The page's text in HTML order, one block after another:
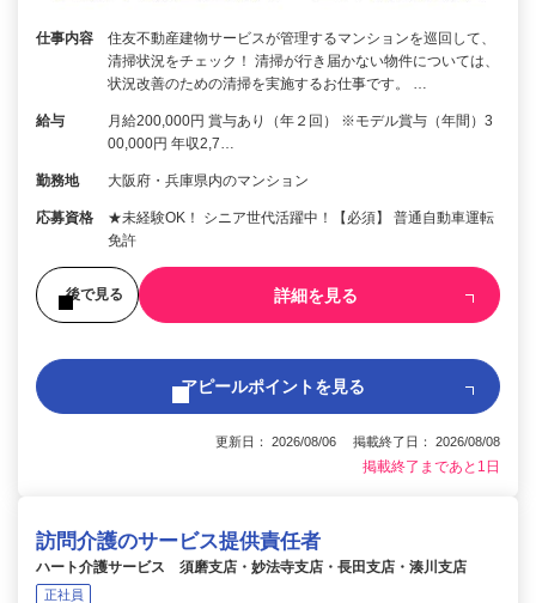
仕事内容
住友不動産建物サービスが管理するマンションを巡回して、
清掃状況をチェック！ 清掃が行き届かない物件については、
状況改善のための清掃を実施するお仕事です。 …
給与
月給200,000円 賞与あり（年２回） ※モデル賞与（年間）3
00,000円 年収2,7…
勤務地 大阪府・兵庫県内のマンション
応募資格
★未経験OK！ シニア世代活躍中！【必須】 普通自動車運転
免許
後で見る 詳細を見る
アピールポイントを見る
更新日： 2026/08/06 掲載終了日： 2026/08/08
掲載終了まであと1日
訪問介護のサービス提供責任者
ハート介護サービス 須磨支店・妙法寺支店・長田支店・湊川支店
正社員